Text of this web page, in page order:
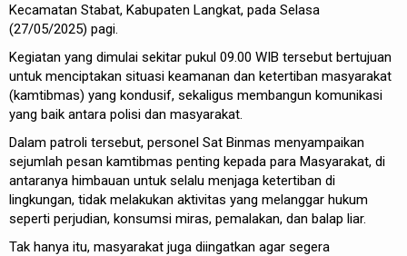
Kecamatan Stabat, Kabupaten Langkat, pada Selasa
(27/05/2025) pagi.
Kegiatan yang dimulai sekitar pukul 09.00 WIB tersebut bertujuan
untuk menciptakan situasi keamanan dan ketertiban masyarakat
(kamtibmas) yang kondusif, sekaligus membangun komunikasi
yang baik antara polisi dan masyarakat.
Dalam patroli tersebut, personel Sat Binmas menyampaikan
sejumlah pesan kamtibmas penting kepada para Masyarakat, di
antaranya himbauan untuk selalu menjaga ketertiban di
lingkungan, tidak melakukan aktivitas yang melanggar hukum
seperti perjudian, konsumsi miras, pemalakan, dan balap liar.
Tak hanya itu, masyarakat juga diingatkan agar segera